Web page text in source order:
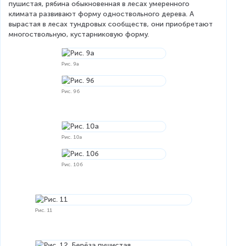
пушистая, рябина обыкновенная в лесах умеренного
климата развивают форму одноствольного дерева. А
вырастая в лесах тундровых сообществ, они приобретают
многоствольную, кустарниковую форму.
Рис. 9а
Рис. 9б
Рис. 10а
Рис. 10б
Рис. 11